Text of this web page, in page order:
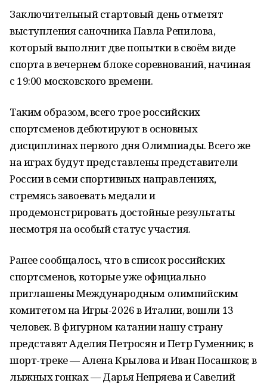
Заключительный стартовый день отметят
выступления саночника Павла Репилова,
который выполнит две попытки в своём виде
спорта в вечернем блоке соревнований, начиная
с 19:00 московского времени.
Таким образом, всего трое российских
спортсменов дебютируют в основных
дисциплинах первого дня Олимпиады. Всего же
на играх будут представлены представители
России в семи спортивных направлениях,
стремясь завоевать медали и
продемонстрировать достойные результаты
несмотря на особый статус участия.
Ранее сообщалось, что в список российских
спортсменов, которые уже официально
приглашены Международным олимпийским
комитетом на Игры-2026 в Италии, вошли 13
человек. В фигурном катании нашу страну
представят Аделия Петросян и Петр Гуменник; в
шорт-треке — Алена Крылова и Иван Посашков; в
лыжных гонках — Дарья Непряева и Савелий